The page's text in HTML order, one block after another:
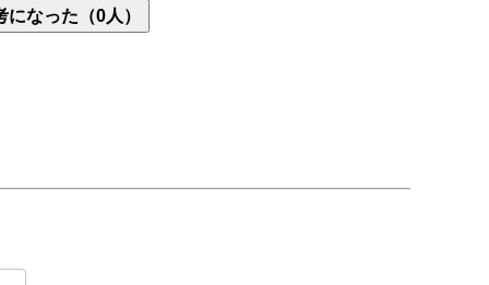
どを購入しました。
になった（0人）